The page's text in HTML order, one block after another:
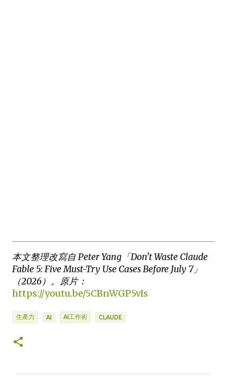
本文整理改寫自 Peter Yang「Don't Waste Claude
Fable 5: Five Must-Try Use Cases Before July 7」
（2026）。原片：
https://youtu.be/5CBnWGP5vIs
生產力 AI AI工作術 CLAUDE